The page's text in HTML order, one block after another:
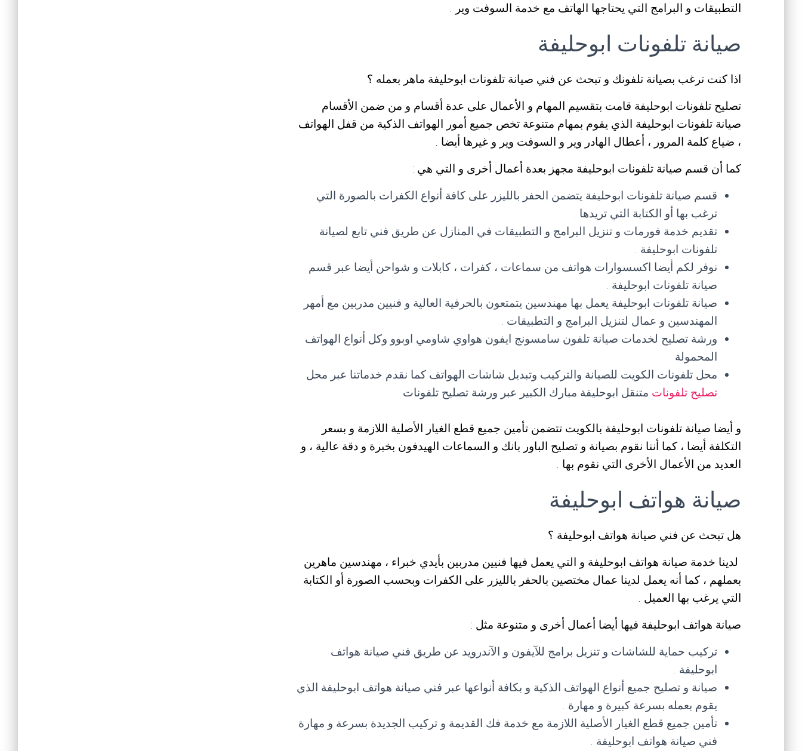
التطبيقات و البرامج التي يحتاجها الهاتف مع خدمة السوفت وير .
صيانة تلفونات ابوحليفة
اذا كنت ترغب بصيانة تلفونك و تبحث عن فني صيانة تلفونات ابوحليفة ماهر بعمله ؟
تصليح تلفونات ابوحليفة قامت بتقسيم المهام و الأعمال على عدة أقسام و من ضمن الأقسام
صيانة تلفونات ابوحليفة الذي يقوم بمهام متنوعة تخص جميع أمور الهواتف الذكية من قفل الهواتف
، ضياع كلمة المرور ، أعطال الهادر وير و السوفت وير و غيرها أيضا .
كما أن قسم صيانة تلفونات ابوحليفة مجهز بعدة أعمال أخرى و التي هي :
قسم صيانة تلفونات ابوحليفة يتضمن الحفر بالليزر على كافة أنواع الكفرات بالصورة التي
ترغب بها أو الكتابة التي تريدها .
تقديم خدمة فورمات و تنزيل البرامج و التطبيقات في المنازل عن طريق فني تابع لصيانة
تلفونات ابوحليفة .
نوفر لكم أيضا اكسسوارات هواتف من سماعات ، كفرات ، كابلات و شواحن أيضا عبر قسم
صيانة تلفونات ابوحليفة .
صيانة تلفونات ابوحليفة يعمل بها مهندسين يتمتعون بالحرفية العالية و فنيين مدربين مع أمهر
المهندسين و عمال لتنزيل البرامج و التطبيقات .
ورشة تصليح لخدمات صيانة تلفون سامسونج ايفون هواوي شاومي اوبوو وكل أنواع الهواتف
المحمولة
محل تلفونات الكويت للصيانة والتركيب وتبديل شاشات الهواتف كما نقدم خدماتنا عبر محل
تصليح تلفونات متنقل ابوحليفة مبارك الكبير عبر ورشة تصليح تلفونات
و أيضا صيانة تلفونات ابوحليفة بالكويت تتضمن تأمين جميع قطع الغيار الأصلية اللازمة و بسعر
التكلفة أيضا ، كما أننا نقوم بصيانة و تصليح الباور بانك و السماعات الهيدفون بخبرة و دقة عالية ، و
العديد من الأعمال الأخرى التي نقوم بها .
صيانة هواتف ابوحليفة
هل تبحث عن فني صيانة هواتف ابوحليفة ؟
لدينا خدمة صيانة هواتف ابوحليفة و التي يعمل فيها فنيين مدربين بأيدي خبراء ، مهندسين ماهرين
بعملهم ، كما أنه يعمل لدينا عمال مختصين بالحفر بالليزر على الكفرات وبحسب الصورة أو الكتابة
التي يرغب بها العميل .
صيانة هواتف ابوحليفة فيها أيضا أعمال أخرى و متنوعة مثل :
تركيب حماية للشاشات و تنزيل برامج للآيفون و الآندرويد عن طريق فني صيانة هواتف
ابوحليفة .
صيانة و تصليح جميع أنواع الهواتف الذكية و بكافة أنواعها عبر فني صيانة هواتف ابوحليفة الذي
يقوم بعمله بسرعة كبيرة و مهارة .
تأمين جميع قطع الغيار الأصلية اللازمة مع خدمة فك القديمة و تركيب الجديدة بسرعة و مهارة
فني صيانة هواتف ابوحليفة .